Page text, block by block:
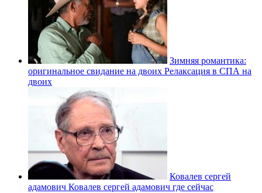
Зимняя романтика:
оригинальное свидание на двоих Релаксация в СПА на
двоих
Ковалев сергей
адамович Ковалев сергей адамович где сейчас